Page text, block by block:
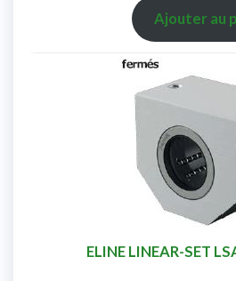
Ajouter au
ELINE LINEAR-SET